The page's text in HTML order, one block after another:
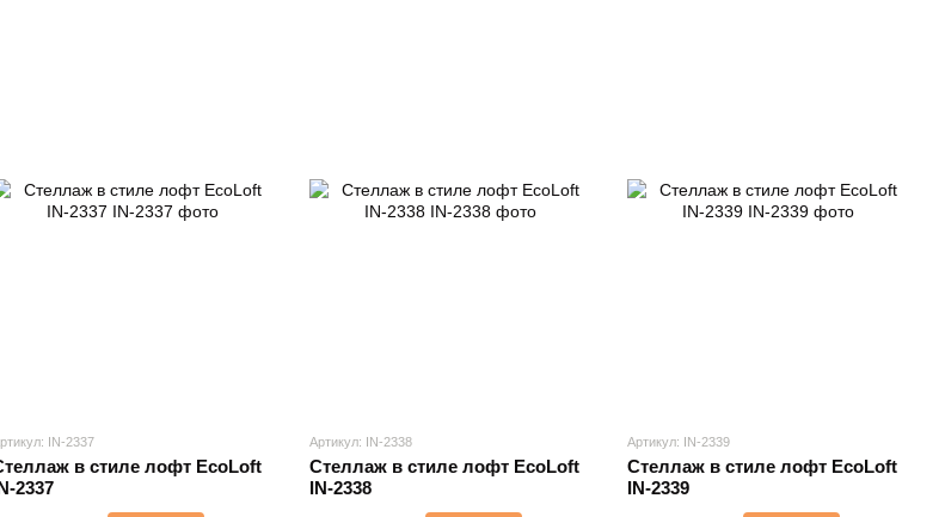
IN-2337
в стиле лофт EcoLoft
2337
Артикул: IN-2338
Стеллаж в стиле лофт EcoLoft
IN-2338
Артикул: IN-2339
Стеллаж в стиле лофт EcoLoft
IN-2339